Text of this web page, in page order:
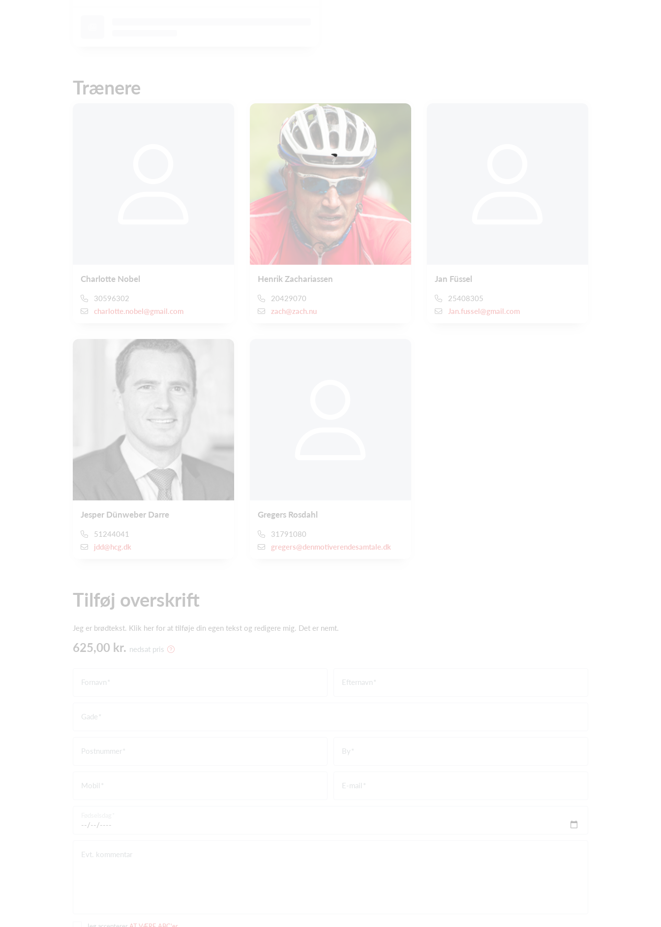
Trænere
Charlotte Nobel
30596302
charlotte.nobel@gmail.com
Henrik Zachariassen
20429070
zach@zach.nu
Jan Füssel
25408305
Jan.fussel@gmail.com
Jesper Dünweber Darre
51244041
jdd@hcg.dk
Gregers Rosdahl
31791080
gregers@denmotiverendesamtale.dk
Tilføj overskrift
Jeg er brødtekst. Klik her for at tilføje din egen tekst og redigere mig. Det er nemt.
625,00 kr. nedsat pris
Fornavn Efternavn
Gade
Postnummer By
Mobil E-mail
Evt. kommentar